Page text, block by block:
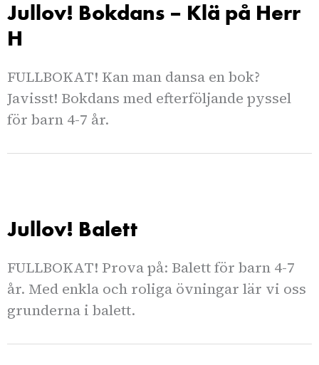
Jullov! Bokdans – Klä på Herr
H
FULLBOKAT! Kan man dansa en bok?
Javisst! Bokdans med efterföljande pyssel
för barn 4-7 år.
Jullov! Balett
FULLBOKAT! Prova på: Balett för barn 4-7
år. Med enkla och roliga övningar lär vi oss
grunderna i balett.